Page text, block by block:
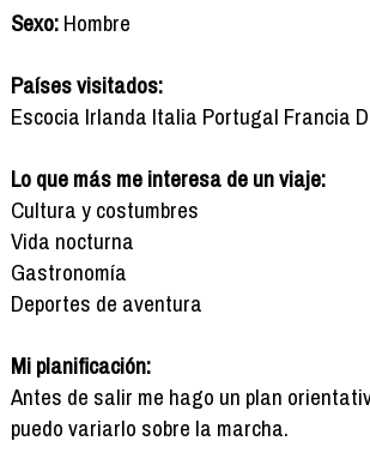
Sexo:Hombre
Países visitados:
Escocia Irlanda Italia Portugal Francia
Lo que más me interesa de un viaje:
Cultura y costumbres
Vida nocturna
Gastronomía
Deportes de aventura
Mi planificación:
Antes de salir me hago un plan
puedo variarlo sobre la marcha.